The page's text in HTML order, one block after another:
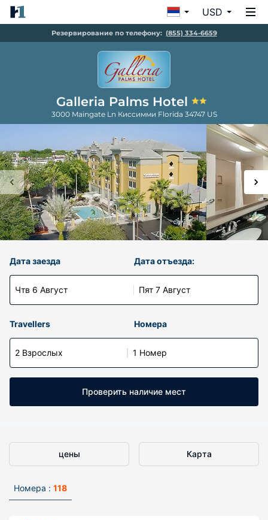
USD
Резервирование по телефону: (855) 334-6659
Galleria Palms Hotel
3000 Maingate Ln Киссимми Florida 34747 US
Дата заезда
Чтв 6 Август
Дата отъезда:
Пят 7 Август
Travellers Номера
2 Взрослых 1 Номер
Проверить наличие мест
цены Карта
Номера : 118